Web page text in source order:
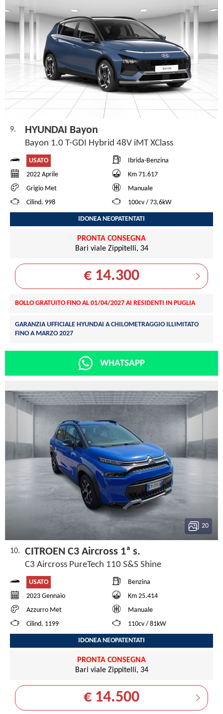
9. HYUNDAI Bayon
Bayon 1.0 T-GDI Hybrid 48V iMT XClass
USATO
Ibrida-Benzina
2022 Aprile
Km 71.617
Grigio Met
Manuale
Cilind. 998
100cv / 73,6kW
IDONEA NEOPATENTATI
PRONTA CONSEGNA
Bari viale Zippitelli, 34
€ 14.300
BOLLO GRATUITO FINO AL 01/04/2027 AI RESIDENTI IN PUGLIA
GARANZIA UFFICIALE HYUNDAI A CHILOMETRAGGIO ILLIMITATO
FINO A MARZO 2027
WHATSAPP
20
10. CITROEN C3 Aircross 1ª s.
C3 Aircross PureTech 110 S&S Shine
USATO
Benzina
2023 Gennaio
Km 25.414
Azzurro Met
Manuale
Cilind. 1199
110cv / 81kW
IDONEA NEOPATENTATI
PRONTA CONSEGNA
Bari viale Zippitelli, 34
€ 14.500